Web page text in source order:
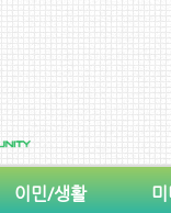
이민/생활